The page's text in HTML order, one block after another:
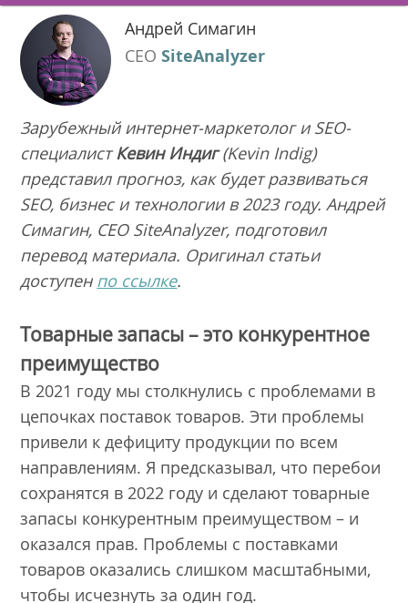
Андрей Симагин
CEOSiteAnalyzer
Зарубежный интернет-маркетолог и SEO-
специалистКевин Индиг(Kevin Indig)
представил прогноз, как будет развиваться
SEO, бизнес и технологии в 2023 году. Андрей
Симагин, CEO SiteAnalyzer, подготовил
перевод материала. Оригинал статьи
доступен по ссылке.
Товарные запасы – это конкурентное
преимущество
В 2021 году мы столкнулись с проблемами в
цепочках поставок товаров. Эти проблемы
привели к дефициту продукции по всем
направлениям. Я предсказывал, что перебои
сохранятся в 2022 году и сделают товарные
запасы конкурентным преимуществом – и
оказался прав. Проблемы с поставками
товаров оказались слишком масштабными,
чтобы исчезнуть за один год.